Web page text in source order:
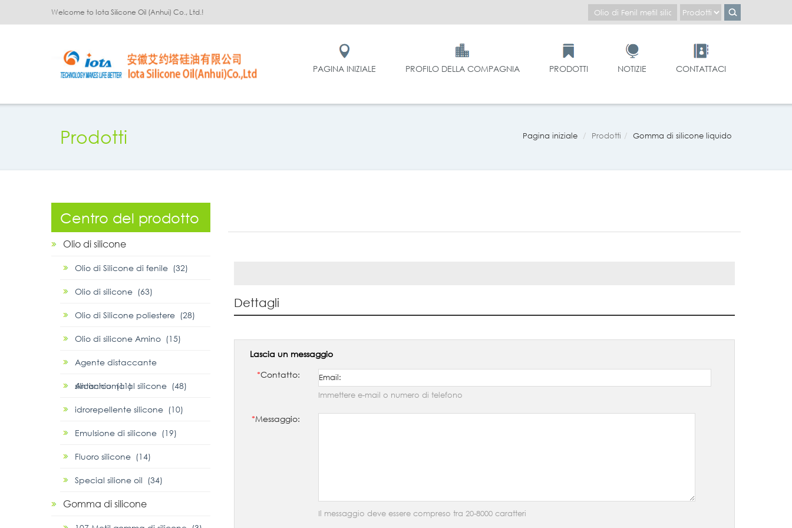
Welcome to Iota Silicone Oil (Anhui) Co., Ltd.!
PAGINA INIZIALE PROFILO DELLA COMPAGNIA PRODOTTI NOTIZIE CONTATTACI
Prodotti Pagina iniziale Prodotti Gomma di silicone liquido
Dettagli
Lascia un messaggio
*Contatto:
Immettere e-mail o numero di telefono
*Messaggio:
Il messaggio deve essere compreso tra 20-8000 caratteri
Centro del prodotto
Olio di silicone
Olio di Silicone di fenile (32)
Olio di silicone (63)
Olio di Silicone poliestere (28)
Olio di silicone Amino (15)
Agente distaccante
siliconico (11)
Antischiuma al silicone (48)
idrorepellente silicone (10)
Emulsione di silicone (19)
Fluoro silicone (14)
Special silione oil (34)
Gomma di silicone